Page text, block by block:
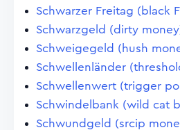
Schwarzer Freitag (black
Schwarzgeld (dirty
Schweigegeld (hush
Schwellenländer
Schwellenwert (trigger
Schwindelbank (wild cat
Schwundgeld (srcip